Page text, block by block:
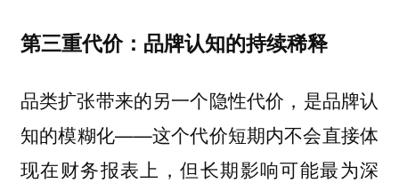
第三重代价：品牌认知的持续稀释
品类扩张带来的另一个隐性代价，是品牌认
知的模糊化——这个代价短期内不会直接体
现在财务报表上，但长期影响可能最为深